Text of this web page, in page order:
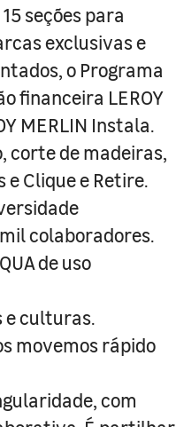
seções para
exclusivas e
o Programa
financeira LEROY
MERLIN Instala.
corte de madeiras,
Clique e Retire.
colaboradores.
de uso
e culturas.
movemos rápido
com